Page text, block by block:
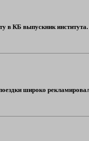
в КБ выпускник
широко